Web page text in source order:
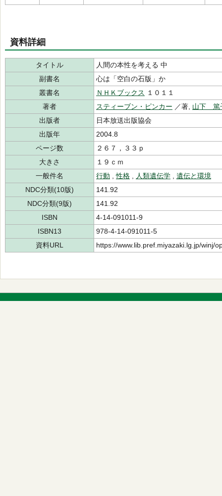
資料詳細
タイトル
人間の本性を考える 中
副書名
心は「空白の石版」か
叢書名
ＮＨＫブックス １０１１
著者
スティーブン・ピンカー ／著, 山下 篤
出版者
日本放送出版協会
出版年
2004.8
ページ数
２６７，３３ｐ
大きさ
１９ｃｍ
一般件名
行動 ,性格 人類遺伝学
遺伝と環境
NDC分類(10版)
141.92
NDC分類(9版)
141.92
ISBN
4-14-091011-9
ISBN13
978-4-14-091011-5
資料URL
https://www.lib.pref.miyazaki.lg.jp/winj/